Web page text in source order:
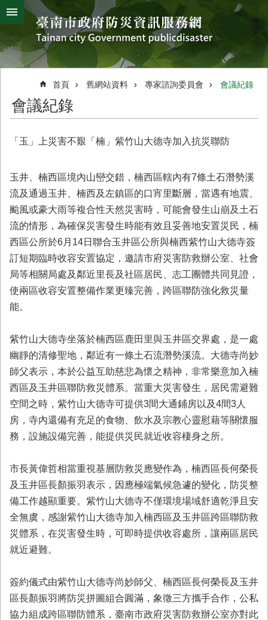
跳到主要內容區塊
搜
尋
進
階
搜
熱
字
颱
風
災
害
救
室
簡
介
災
防
新
聞
業
務
專
便
民
服
務
網
站
導
回
首
頁
市
府
首
頁
首頁 舊網站資料 專家諮詢委員會 會議紀錄
會議紀錄
「玉」上災害不艱「楠」紫竹山大德寺加入抗災聯防
玉井、楠西區境內山巒交錯，楠西區轄內有7條土石潛勢溪
流及通過玉井、楠西及左鎮區的口宵里斷層，當遇有地震、
颱風或豪大雨等複合性天然災害時，可能會發生山崩及土石
流的情形，為確保災害發生時能有效且妥善地安置災民，楠
西區公所於6月14日聯合玉井區公所與楠西紫竹山大德寺簽
訂短期臨時收容安置協定，邀請市府災害防救辦公室、社會
局等相關局處及鄰近里長及社區居民、志工團體共同見證，
使兩區收容安置整備作業更臻完善，跨區聯防強化救災量
能。
紫竹山大德寺坐落於楠西區鹿田里與玉井區交界處，是一處
幽靜的清修聖地，鄰近有一條土石流潛勢溪流。大德寺尚妙
師父表示，本於公益互助慈悲為懷之精神，非常樂意加入楠
西區及玉井區聯防救災體系。當重大災害發生，居民需避難
空間之時，紫竹山大德寺可提供3間大通鋪房以及4間3人
房，寺內還備有充足的食物、飲水及宗教心靈慰藉等關懷服
務，設施設備完善，能提供災民就近收容棲身之所。
市長黃偉哲相當重視基層防救災應變作為，楠西區長何榮長
及玉井區長顏振羽表示，因應極端氣候急遽的變化，防災整
備工作越顯重要。紫竹山大德寺不僅環境場域舒適乾淨且安
全無虞，感謝紫竹山大德寺加入楠西區及玉井區跨區聯防救
災體系，在災害發生時，可即時提供收容處所，讓兩區居民
就近避難。
簽約儀式由紫竹山大德寺尚妙師父、楠西區長何榮長及玉井
區長顏振羽將防災拼圖組合圓滿，象徵三方攜手合作，公私
協力組成跨區聯防體系，臺南市政府災害防救辦公室亦對此